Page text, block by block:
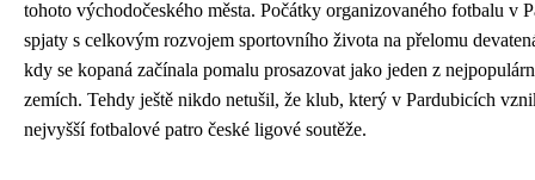
tohoto východočeského města. Počátky organizovaného fotbalu v
spjaty s celkovým rozvojem sportovního života na přelomu
kdy se kopaná začínala pomalu prosazovat jako jeden z
zemích. Tehdy ještě nikdo netušil, že klub, který v Pardubicích
nejvyšší fotbalové patro české ligové soutěže.